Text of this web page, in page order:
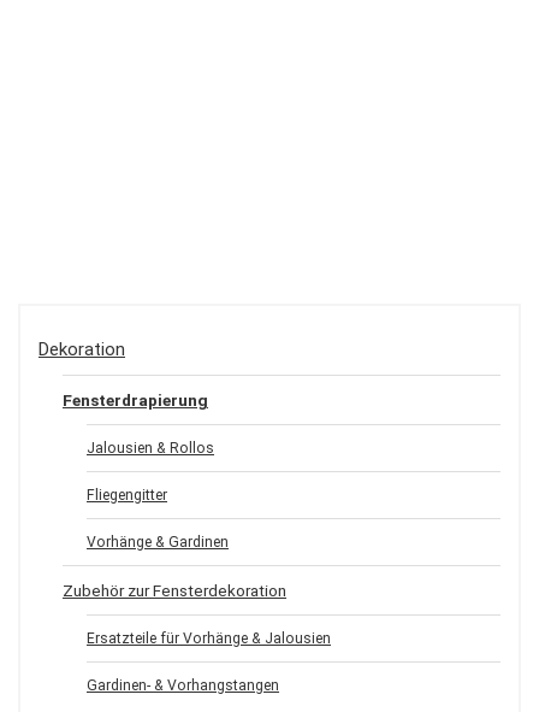
Dekoration
Fensterdrapierung
Jalousien & Rollos
Fliegengitter
Vorhänge & Gardinen
Zubehör zur Fensterdekoration
Ersatzteile für Vorhänge & Jalousien
Gardinen- & Vorhangstangen